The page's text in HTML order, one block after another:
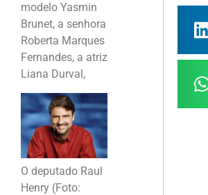
modelo Yasmin
Brunet, a senhora
Roberta Marques
Fernandes, a atriz
Liana Durval,
O deputado Raul
Henry (Foto: